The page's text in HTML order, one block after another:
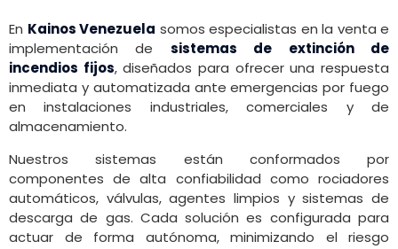
En Kainos Venezuela somos especialistas en la venta e
implementación de
sistemas de extinción de
incendios fijos, diseñados para ofrecer una respuesta
inmediata y automatizada ante emergencias por fuego
en instalaciones industriales, comerciales y de
almacenamiento.
Nuestros sistemas están conformados por
componentes de alta confiabilidad como rociadores
automáticos, válvulas, agentes limpios y sistemas de
descarga de gas. Cada solución es configurada para
actuar de forma autónoma, minimizando el riesgo